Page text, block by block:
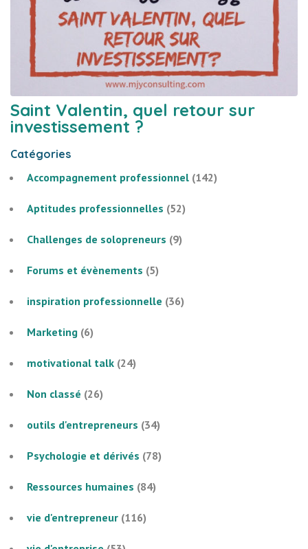
Saint Valentin, quel retour sur
investissement ?
Catégories
Accompagnement professionnel (142)
Aptitudes professionnelles (52)
Challenges de solopreneurs (9)
Forums et évènements (5)
inspiration professionnelle (36)
Marketing (6)
motivational talk (24)
Non classé (26)
outils d'entrepreneurs (34)
Psychologie et dérivés (78)
Ressources humaines (84)
vie d'entrepreneur (116)